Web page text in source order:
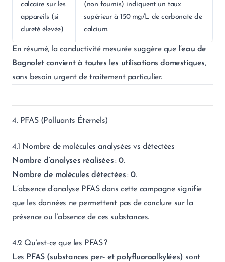
calcaire sur les
appareils (si
dureté élevée)
(non fournis) indiquent un taux
supérieur à 150 mg/L de carbonate de
calcium.
En résumé, la conductivité mesurée suggère que l’eau de
Bagnolet convient à toutes les utilisations domestiques,
sans besoin urgent de traitement particulier.
4. PFAS (Polluants Éternels)
4.1 Nombre de molécules analysées vs détectées
Nombre d’analyses réalisées:0.
Nombre de molécules détectées:0.
L’absence d’analyse PFAS dans cette campagne signifie
que les données ne permettent pas de conclure sur la
présence ou l’absence de ces substances.
4.2 Qu’est‑ce que les PFAS ?
Les PFAS (substances per‑ et polyfluoroalkylées) sont